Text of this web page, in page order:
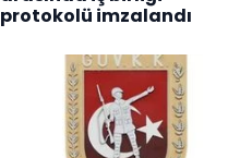
protokolü imzalandı